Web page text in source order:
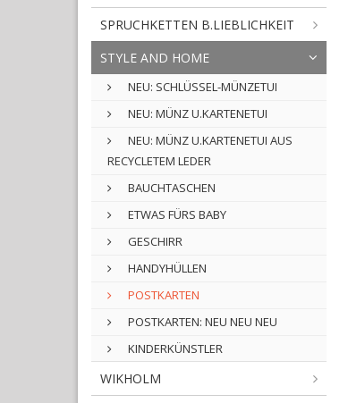
SPRUCHKETTEN B.LIEBLICHKEIT
STYLE AND HOME
NEU: SCHLÜSSEL-MÜNZETUI
NEU: MÜNZ U.KARTENETUI
NEU: MÜNZ U.KARTENETUI AUS
RECYCLETEM LEDER
BAUCHTASCHEN
ETWAS FÜRS BABY
GESCHIRR
HANDYHÜLLEN
POSTKARTEN
POSTKARTEN: NEU NEU NEU
KINDERKÜNSTLER
WIKHOLM